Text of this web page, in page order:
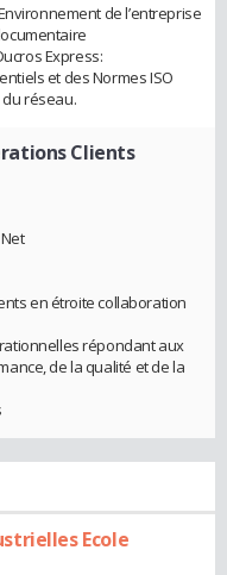
de l’entreprise
Express:
et des Normes ISO
du réseau.
Clients
en étroite collaboration
répondant aux
de la qualité et de la
Ecole